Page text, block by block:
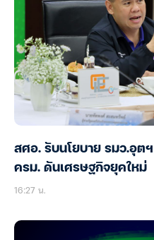
สศอ. รับนโยบาย รมว.อุต
ครม. ดันเศรษฐกิจยุคใหม่
16:27 น.